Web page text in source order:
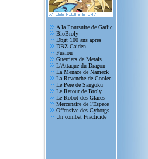
A la Poursuite de Garlic
BioBroly
Dbgt 100 ans apres
DBZ Gaiden
Fusion
Guerriers de Metals
L'Attaque du Dragon
La Menace de Nameck
La Revenche de Cooler
Le Pere de Sangoku
Le Retour de Broly
Le Robot des Glaces
Mercenaire de l'Espace
Offensive des Cyborgs
Un combat Fracticide